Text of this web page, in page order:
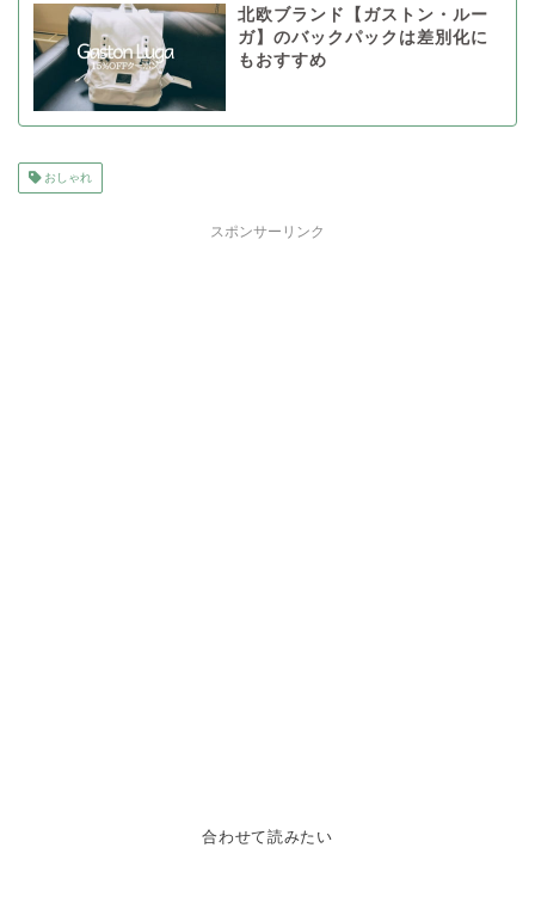
北欧ブランド【ガストン・ルー
ガ】のバックパックは差別化に
もおすすめ
おしゃれ
スポンサーリンク
合わせて読みたい